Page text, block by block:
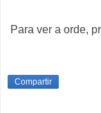
Para ver a orde,
Compartir